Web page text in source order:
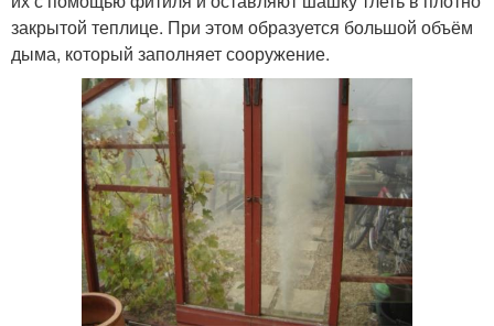
закрытой теплице. При этом образуется большой объём
дыма, который заполняет сооружение.